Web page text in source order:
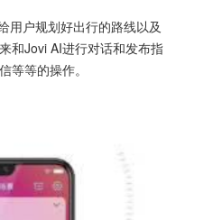
用户规划好出行的路线以及
和Jovi AI进行对话和发布指
等等的操作。